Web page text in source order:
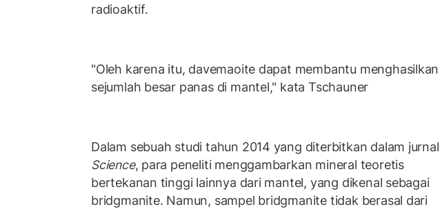
radioaktif.
"Oleh karena itu, davemaoite dapat membantu menghasilkan
sejumlah besar panas di mantel," kata Tschauner
Dalam sebuah studi tahun 2014 yang diterbitkan dalam jurnal
Science, para peneliti menggambarkan mineral teoretis
bertekanan tinggi lainnya dari mantel, yang dikenal sebagai
bridgmanite. Namun, sampel bridgmanite tidak berasal dari